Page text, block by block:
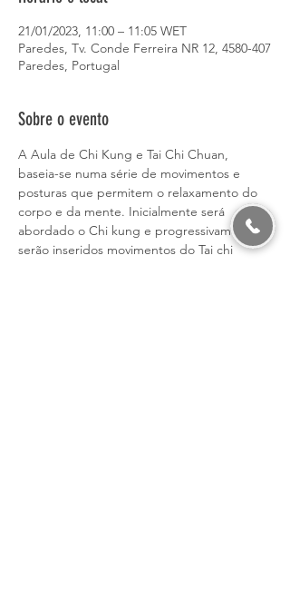
21/01/2023, 11:00 – 11:05 WET
Paredes, Tv. Conde Ferreira NR 12, 4580-407
Paredes, Portugal
Sobre o evento
A Aula de Chi Kung e Tai Chi Chuan,
baseia-se numa série de movimentos e
posturas que permitem o relaxamento do
corpo e da mente. Inicialmente será
abordado o Chi kung e progressivamente
serão inseridos movimentos do Tai chi